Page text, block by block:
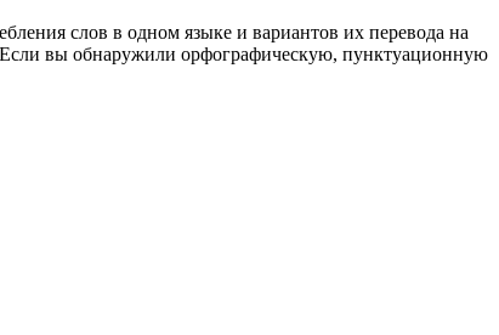
слов в одном языке и вариантов их перевода на
вы обнаружили орфографическую, пунктуационную